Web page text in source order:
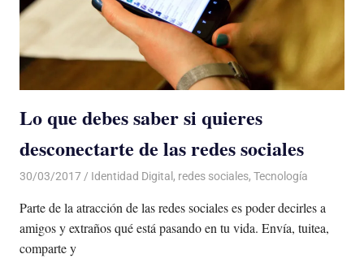
Lo que debes saber si quieres
desconectarte de las redes sociales
30/03/2017 Luis Castellanos
Identidad Digital, redes sociales, Tecnología
Parte de la atracción de las redes sociales es poder decirles a
amigos y extraños qué está pasando en tu vida. Envía, tuitea,
comparte y